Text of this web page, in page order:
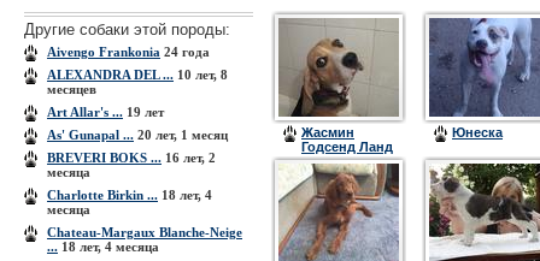
Другие собаки этой породы:
Aivengo Frankonia 24 года
ALEXANDRA DEL ... 10 лет, 8
месяцев
Art Allar's ... 19 лет
As' Gunapal ... 20 лет, 1 месяц
BREVERI BOKS ... 16 лет, 2
месяца
Charlotte Birkin ... 18 лет, 4
месяца
Chateau-Margaux Blanche-Neige
... 18 лет, 4 месяца
Жасмин
Годсенд Ланд
К
Юнеска